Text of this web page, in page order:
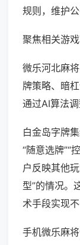
规则，维护公
聚焦相关游
微乐河北麻
牌策略、暗
通过AI算法调
白金岛字牌
“随意选牌”“
户反映其他
型”的情况。
术手段实现不
手机微乐麻